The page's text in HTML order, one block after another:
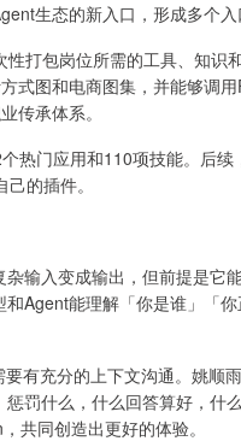
生态的新入口，形成多个入
打包岗位所需的工具、知
式图和电商图集，并能够调
传承体系。
热门应用和110项技能。后
的插件。
输入变成输出，但前提是
Agent能理解「你是谁」「
有充分的上下文沟通。姚顺
罚什么，什么回答算好，
共同创造出更好的体验。